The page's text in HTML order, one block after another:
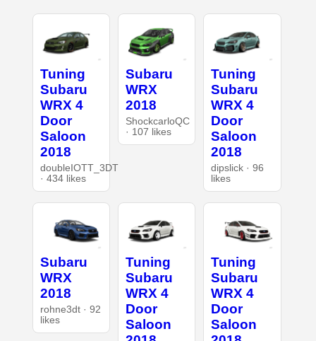
Tuning
Subaru
WRX 4
Door
Saloon
2018
doubleIOTT_3DT
· 434 likes
Subaru
WRX
2018
ShockcarloQC
· 107 likes
Tuning
Subaru
WRX 4
Door
Saloon
2018
dipslick · 96
likes
Subaru
WRX
2018
rohne3dt · 92
likes
Tuning
Subaru
WRX 4
Door
Saloon
Tuning
Subaru
WRX 4
Door
Saloon